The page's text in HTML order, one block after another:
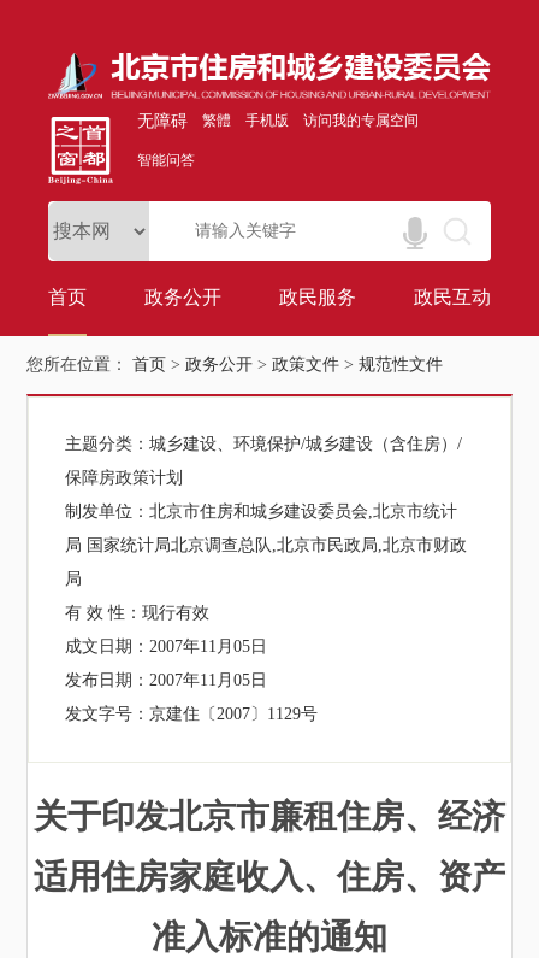
无障碍 繁體 手机版 访问我的专属空间
智能问答
首页 政务公开 政民服务 政民互动
您所在位置：首页 >政务公开 >政策文件 >规范性文件
主题分类：城乡建设、环境保护/城乡建设（含住房）/
保障房政策计划
制发单位：北京市住房和城乡建设委员会,北京市统计
局 国家统计局北京调查总队,北京市民政局,北京市财政
局
有 效 性：现行有效
成文日期：2007年11月05日
发布日期：2007年11月05日
发文字号：京建住〔2007〕1129号
关于印发北京市廉租住房、经济
适用住房家庭收入、住房、资产
准入标准的通知